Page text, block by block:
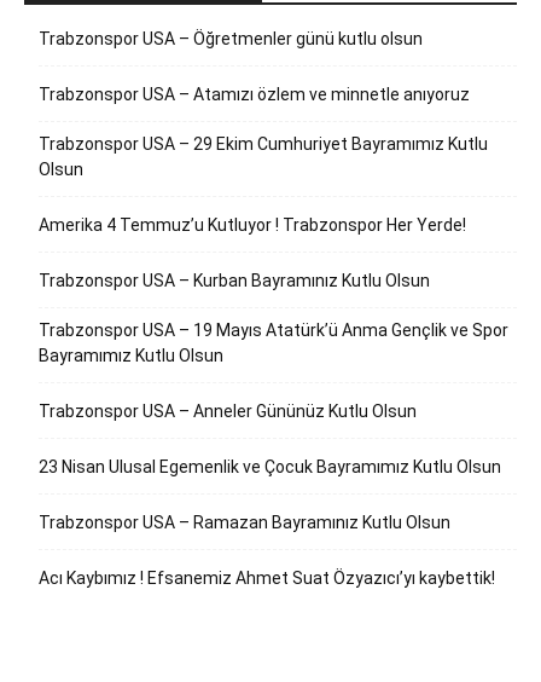
Trabzonspor USA – Öğretmenler günü kutlu olsun
Trabzonspor USA – Atamızı özlem ve minnetle anıyoruz
Trabzonspor USA – 29 Ekim Cumhuriyet Bayramımız Kutlu
Olsun
Amerika 4 Temmuz’u Kutluyor ! Trabzonspor Her Yerde!
Trabzonspor USA – Kurban Bayramınız Kutlu Olsun
Trabzonspor USA – 19 Mayıs Atatürk’ü Anma Gençlik ve Spor
Bayramımız Kutlu Olsun
Trabzonspor USA – Anneler Gününüz Kutlu Olsun
23 Nisan Ulusal Egemenlik ve Çocuk Bayramımız Kutlu Olsun
Trabzonspor USA – Ramazan Bayramınız Kutlu Olsun
Acı Kaybımız ! Efsanemiz Ahmet Suat Özyazıcı’yı kaybettik!